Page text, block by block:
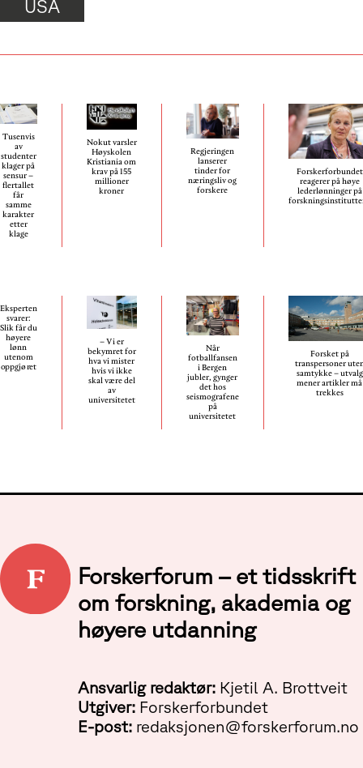
USA
Tusenvis
av
studenter
klager på
sensur –
flertallet
får
samme
karakter
etter
klage
Nokut varsler
Høyskolen
Kristiania om
krav på 155
millioner
kroner
Regjeringen
lanserer
tinder for
næringsliv og
forskere
Forskerforbundet
reagerer på høye
lederlønninger på
Eksperten
svarer:
Slik får du
høyere
lønn
utenom
oppgjøret
– Vi er
bekymret for
hva vi mister
hvis vi ikke
skal være del
av
universitetet
Når
fotballfansen
i Bergen
jubler, gynger
det hos
seismografene
på
universitetet
Forsket på
transpersoner
samtykke – utvalg
mener artikler må
trekkes
Forskerforum – et tidsskrift
om forskning, akademia og
høyere utdanning
Ansvarlig redaktør: Kjetil A. Brottveit
Utgiver: Forskerforbundet
E-post: redaksjonen@forskerforum.no